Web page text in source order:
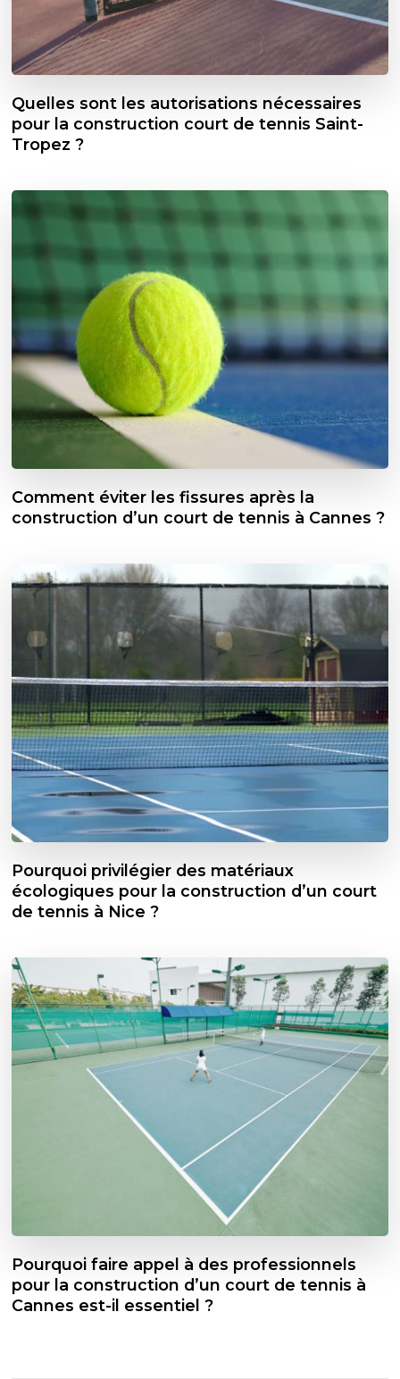
Quelles sont les autorisations nécessaires
pour la construction court de tennis Saint-
Tropez ?
Comment éviter les fissures après la
construction d’un court de tennis à Cannes ?
Pourquoi privilégier des matériaux
écologiques pour la construction d’un court
de tennis à Nice ?
Pourquoi faire appel à des professionnels
pour la construction d’un court de tennis à
Cannes est-il essentiel ?